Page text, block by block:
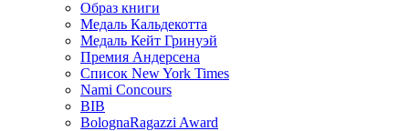
Образ книги
Медаль Кальдекотта
Медаль Кейт Гринуэй
Премия Андерсена
Список New York Times
Nami Concours
BIB
BolognaRagazzi Award